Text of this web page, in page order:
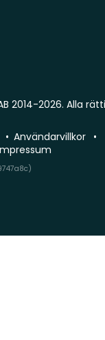
2014-2026. Alla
Användarvillkor